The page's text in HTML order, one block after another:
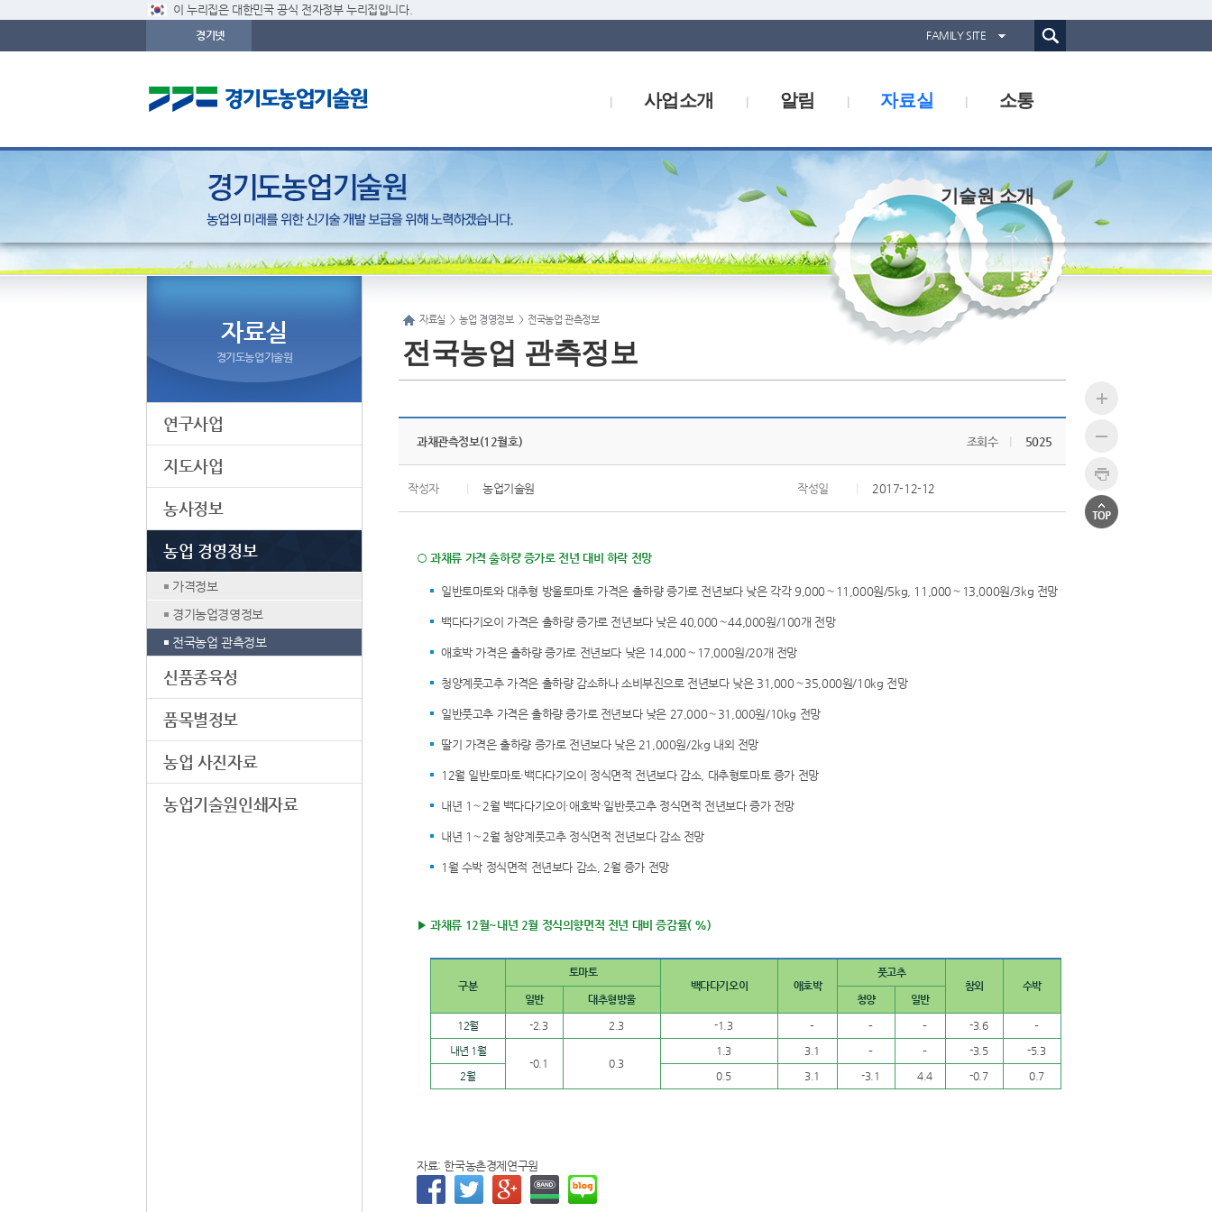
이 누리집은 대한민국 공식 전자정부 누리집입니다.
경기넷 FAMILY SITE
경기도동물위생시험소
경기해양수산자원연구소
통합검색(웹)
소통
자료실
알림
사업소개
기술원 소개
자료실 > 농업 경영정보 > 전국농업 관측정보
전국농업 관측정보
과채관측정보(12월호) 조회수 5025
작성자 농업기술원 작성일 2017-12-12
○ 과채류 가격 출하량 증가로 전년 대비 하락 전망
일반토마토와 대추형 방울토마토 가격은 출하량 증가로 전년보다 낮은 각각 9,000∼11,000원/5kg, 11,000∼13,000원/3kg 전망
백다다기오이 가격은 출하량 증가로 전년보다 낮은 40,000∼44,000원/100개 전망
애호박 가격은 출하량 증가로 전년보다 낮은 14,000∼17,000원/20개 전망
청양계풋고추 가격은 출하량 감소하나 소비부진으로 전년보다 낮은 31,000∼35,000원/10kg 전망
일반풋고추 가격은 출하량 증가로 전년보다 낮은 27,000∼31,000원/10kg 전망
딸기 가격은 출하량 증가로 전년보다 낮은 21,000원/2kg 내외 전망
12월 일반토마토·백다다기오이 정식면적 전년보다 감소, 대추형토마토 증가 전망
내년 1∼2월 백다다기오이·애호박·일반풋고추 정식면적 전년보다 증가 전망
내년 1∼2월 청양계풋고추 정식면적 전년보다 감소 전망
1월 수박 정식면적 전년보다 감소, 2월 증가 전망
▶ 과채류 12월~내년 2월 정식의향면적 전년 대비 증감률( %)
구분
토마토
백다다기오이
애호박
풋고추
참외
수박
일반
대추형방울 청양 일반
12월 -2.3 2.3 -1.3 – – – -3.6
–
내년 1월
-0.1
0.3
1.3 3.1 – – -3.5
-5.3
2월
0.5 3.1 -3.1 4.4 -0.7 0.7
자료: 한국농촌경제연구원
경기도농업기술원
자료실
연구사업
지도사업
농사정보
농업 경영정보
가격정보
경기농업경영정보
전국농업 관측정보
신품종육성
품목별정보
농업 사진자료
농업기술원인쇄자료